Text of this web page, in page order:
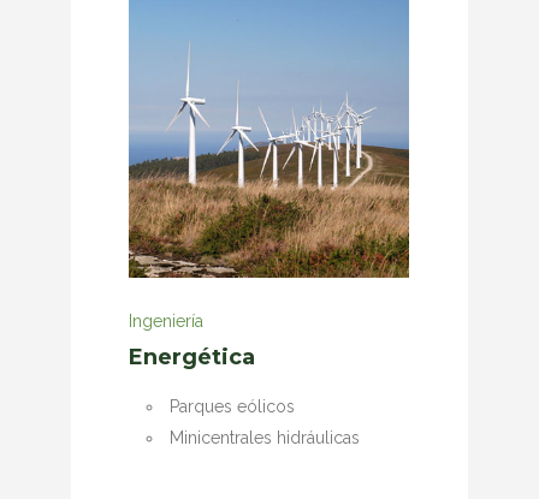
Ingeniería
Energética
Parques eólicos
Minicentrales hidráulicas